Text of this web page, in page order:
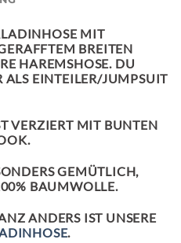
MIT
BREITEN
HAREMSHOSE. DU
ALS EINTEILER/JUMPSUIT
VERZIERT MIT BUNTEN
GEMÜTLICH,
BAUMWOLLE.
ANDERS IST UNSERE
.